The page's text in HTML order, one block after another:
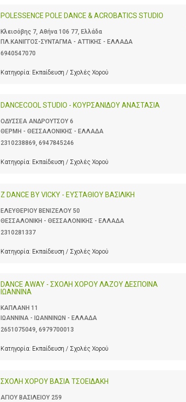
POLESSENCE POLE DANCE & ACROBATICS STUDIO
Κλεισόβης 7, Αθήνα 106 77, Ελλάδα
ΠΛ.ΚΑΝΙΓΓΟΣ-ΣΥΝΤΑΓΜΑ - ΑΤΤΙΚΗΣ - ΕΛΛΑΔΑ
6940547070
Κατηγορία: Εκπαίδευση / Σχολές Χορού
DANCECOOL STUDIO - ΚΟΥΡΣΑΝΙΔΟΥ ΑΝΑΣΤΑΣΙΑ
ΟΔΥΣΣΕΑ ΑΝΔΡΟΥΤΣΟΥ 6
ΘΕΡΜΗ - ΘΕΣΣΑΛΟΝΙΚΗΣ - ΕΛΛΑΔΑ
2310238869 6947845246
Κατηγορία: Εκπαίδευση / Σχολές Χορού
Z DANCE BY VICKY - ΕΥΣΤΑΘΙΟΥ ΒΑΣΙΛΙΚΗ
ΕΛΕΥΘΕΡΙΟΥ ΒΕΝΙΖΕΛΟΥ 50
ΘΕΣΣΑΛΟΝΙΚΗ - ΘΕΣΣΑΛΟΝΙΚΗΣ - ΕΛΛΑΔΑ
2310281337
Κατηγορία: Εκπαίδευση / Σχολές Χορού
DANCE AWAY - ΣΧΟΛΗ ΧΟΡΟΥ ΛΑΖΟΥ ΔΕΣΠΟΙΝΑ
ΙΩΑΝΝΙΝΑ
ΚΑΠΛΑΝΗ 11
ΙΩΑΝΝΙΝΑ - ΙΩΑΝΝΙΝΩΝ - ΕΛΛΑΔΑ
2651075049, 6979700013
Κατηγορία: Εκπαίδευση / Σχολές Χορού
ΣΧΟΛΗ ΧΟΡΟΥ ΒΑΣΙΑ ΤΣΟΕΙΔΑΚΗ
ΑΓΙΟΥ ΒΑΣΙΛΕΙΟΥ 259